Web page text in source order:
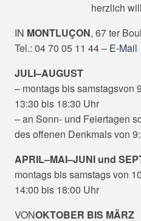
herzlich
IN MONTLUÇON, 67 ter
Tel.: 04 70 05 11 44 – E-Mail
JULI–AUGUST
– montags bis samstagsvon
13:30 bis 18:30 Uhr
– an Sonn- und Feiertagen
des offenen Denkmals von
APRIL–MAI–JUNI und
montags bis samstags von
14:00 bis 18:00 Uhr
VONOKTOBER BIS MÄRZ